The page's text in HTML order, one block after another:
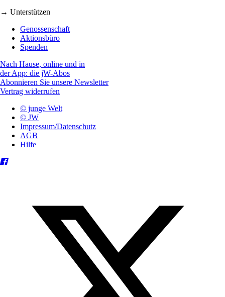
→ Unterstützen
Genossenschaft
Aktionsbüro
Spenden
Nach Hause, online und in
der App: die jW-Abos
Abonnieren Sie unsere Newsletter
Vertrag widerrufen
© junge Welt
© JW
Impressum/Datenschutz
AGB
Hilfe